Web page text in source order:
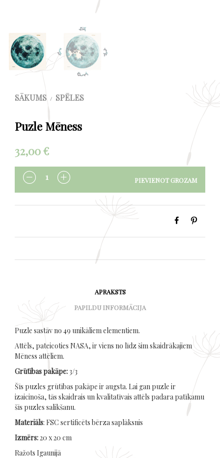
SĀKUMS / SPĒLES
Puzle Mēness
32,00€
DAUDZUMS PIEVIENOT GROZAM
APRAKSTS
PAPILDU INFORMĀCIJA
Puzle sastāv no 49 unikāliem elementiem.
Attēls, pateicoties NASA, ir viens no līdz šim skaidrākajiem
Mēness attēliem.
Grūtības pakāpe:3/3
Šīs puzles grūtības pakāpe ir augsta. Lai gan puzle ir
izaicinoša, tās skaidrais un kvalitatīvais attēls padara patīkamu
šīs puzles salikšanu.
Materiāls: FSC sertificēts bērza saplāksnis
Izmērs:20 x 20 cm
Ražots Igaunijā